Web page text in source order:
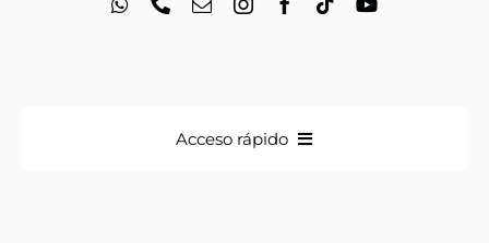
Acceso rápido